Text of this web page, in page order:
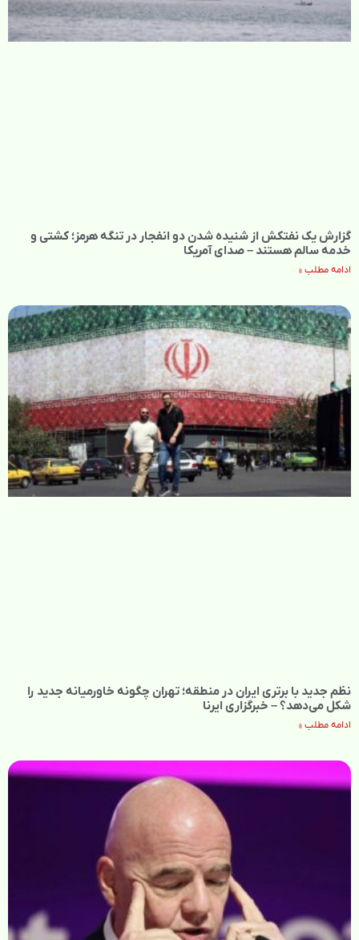
گزارش یک نفتکش از شنیده شدن دو انفجار در تنگه هرمز؛ کشتی و
خدمه سالم هستند – صدای آمریکا
ادامه مطلب »
نظم جدید با برتری ایران در منطقه؛ تهران چگونه خاورمیانه جدید را
شکل می‌دهد؟ – خبرگزاری ایرنا
ادامه مطلب »